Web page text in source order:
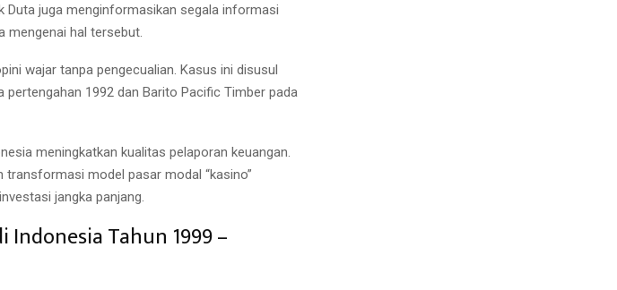
Duta juga menginformasikan segala informasi
mengenai hal tersebut.
wajar tanpa pengecualian. Kasus ini disusul
1992 dan Barito Pacific Timber pada
meningkatkan kualitas pelaporan keuangan.
model pasar modal “kasino”
jangka panjang.
Tahun 1999 –